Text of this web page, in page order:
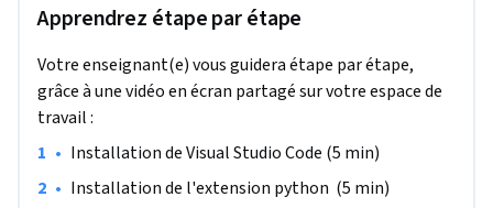
exécuter votre premier programme python.
Ce projet guidé est destiné aux apprenants de niveau
débutants qui veulent débuter avec la programmation
python. Ce projet vous offrira en effet la possibilité de savoir
python afin de pouvoir coder des programmes python.
Apprendrez étape par étape
Votre enseignant(e) vous guidera étape par étape,
grâce à une vidéo en écran partagé sur votre espace de
travail :
• Installation de Visual Studio Code (5 min)
• Installation de l'extension python  (5 min)